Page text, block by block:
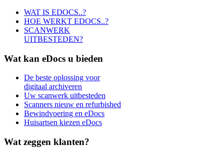
WAT IS EDOCS..?
HOE WERKT EDOCS..?
SCANWERK
UITBESTEDEN?
Wat kan eDocs u bieden
De beste oplossing voor
digitaal archiveren
Uw scanwerk uitbesteden
Scanners nieuw en refurbished
Bewindvoering en eDocs
Huisartsen kiezen eDocs
Wat zeggen klanten?